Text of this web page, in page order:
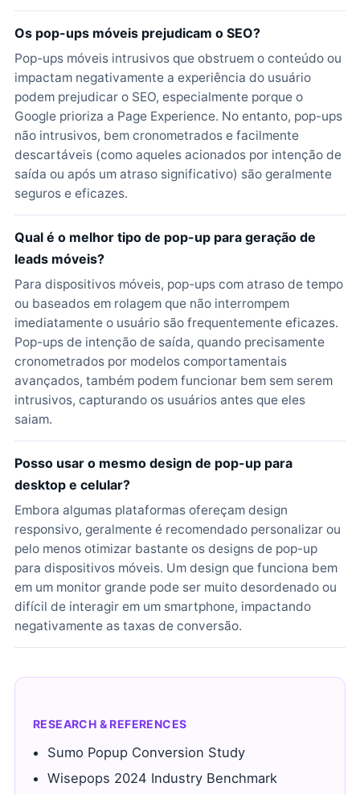
Os pop-ups móveis prejudicam o SEO?
Pop-ups móveis intrusivos que obstruem o conteúdo ou
impactam negativamente a experiência do usuário
podem prejudicar o SEO, especialmente porque o
Google prioriza a Page Experience. No entanto, pop-ups
não intrusivos, bem cronometrados e facilmente
descartáveis (como aqueles acionados por intenção de
saída ou após um atraso significativo) são geralmente
seguros e eficazes.
Qual é o melhor tipo de pop-up para geração de
leads móveis?
Para dispositivos móveis, pop-ups com atraso de tempo
ou baseados em rolagem que não interrompem
imediatamente o usuário são frequentemente eficazes.
Pop-ups de intenção de saída, quando precisamente
cronometrados por modelos comportamentais
avançados, também podem funcionar bem sem serem
intrusivos, capturando os usuários antes que eles
saiam.
Posso usar o mesmo design de pop-up para
desktop e celular?
Embora algumas plataformas ofereçam design
responsivo, geralmente é recomendado personalizar ou
pelo menos otimizar bastante os designs de pop-up
para dispositivos móveis. Um design que funciona bem
em um monitor grande pode ser muito desordenado ou
difícil de interagir em um smartphone, impactando
negativamente as taxas de conversão.
RESEARCH & REFERENCES
Sumo Popup Conversion Study
Wisepops 2024 Industry Benchmark